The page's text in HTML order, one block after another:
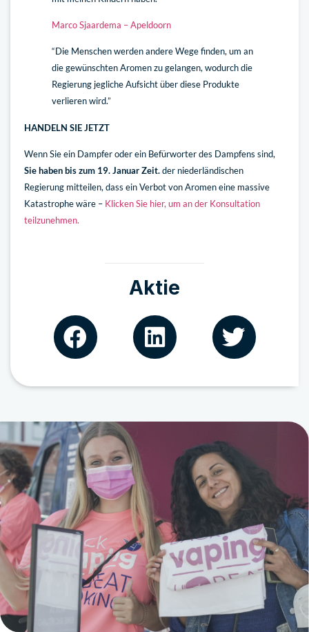
Marco Sjaardema – Apeldoorn
“Die Menschen werden andere Wege finden, um an
die gewünschten Aromen zu gelangen, wodurch die
Regierung jegliche Aufsicht über diese Produkte
verlieren wird.”
HANDELN SIE JETZT
Wenn Sie ein Dampfer oder ein Befürworter des Dampfens sind,
Sie haben bis zum 19. Januar Zeit.der niederländischen
Regierung mitteilen, dass ein Verbot von Aromen eine massive
Katastrophe wäre – Klicken Sie hier, um an der Konsultation
teilzunehmen.
Aktie